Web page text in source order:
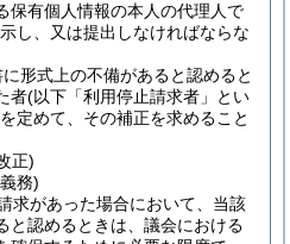
保有個人情報の本人の代理人で
し、又は提出しなければならな
形式上の不備があると認めると
者(以下「利用停止請求者」とい
定めて、その補正を求めること
正)
務)
求があった場合において、当該
と認めるときは、議会における